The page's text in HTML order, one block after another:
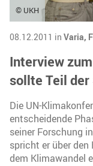
© UKH
08.12.2011 in Varia,
Interview
sollte Teil
Die UN-
entscheidende
seiner Forschung
spricht er über
dem Klimawandel